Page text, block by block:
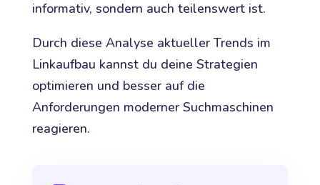
informativ, sondern auch teilenswert ist.
Durch diese Analyse aktueller Trends im
Linkaufbau kannst du deine Strategien
optimieren und besser auf die
Anforderungen moderner Suchmaschinen
reagieren.